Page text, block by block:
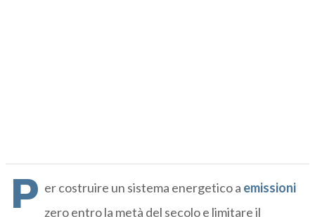
P er costruire un sistema energetico a emissioni
zero entro la metà del secolo e limitare il